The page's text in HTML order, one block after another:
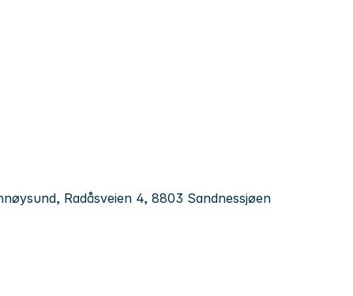
Radåsveien 4, 8803 Sandnessjøen